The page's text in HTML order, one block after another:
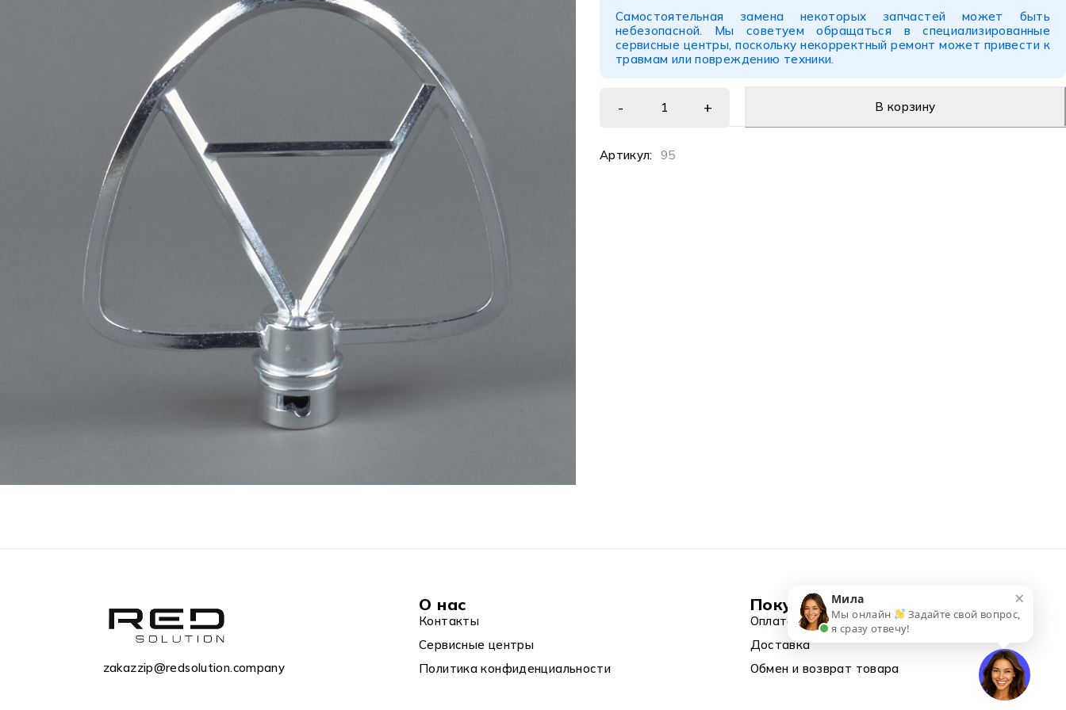
Самостоятельная замена некоторых запчастей может быть
небезопасной. Мы советуем обращаться в специализированные
сервисные центры, поскольку некорректный ремонт может привести к
травмам или повреждению техники.
В корзину
Артикул: 95
zakazzip@redsolution.company
О нас
Контакты
Сервисные центры
Политика конфиденциальности
Покупка
Оплата
Доставка
Обмен и возврат товара
×
Мила
Мы онлайн
Задайте свой вопрос,
я сразу отвечу!